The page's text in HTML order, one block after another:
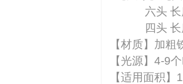
六头 长度
四头 长度
【材质】加
【光源】4-9
【适用面积】